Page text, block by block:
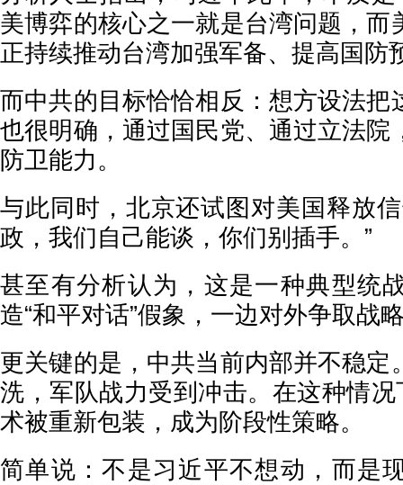
美博弈的核心之一就是台湾问题，而
正持续推动台湾加强军备、提高国防
而中共的目标恰恰相反：想方设法把
也很明确，通过国民党、通过立法院
防卫能力。
与此同时，北京还试图对美国释放
政，我们自己能谈，你们别插手。”
甚至有分析认为，这是一种典型统
造“和平对话”假象，一边对外争取战
更关键的是，中共当前内部并不稳定
洗，军队战力受到冲击。在这种情况
术被重新包装，成为阶段性策略。
简单说：不是习近平不想动，而是